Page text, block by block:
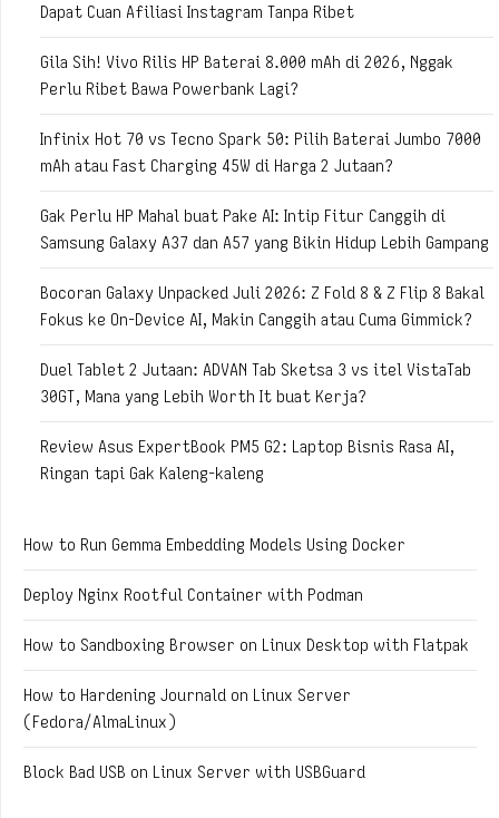
Dapat Cuan Afiliasi Instagram Tanpa Ribet
Gila Sih! Vivo Rilis HP Baterai 8.000 mAh di 2026, Nggak
Perlu Ribet Bawa Powerbank Lagi?
Infinix Hot 70 vs Tecno Spark 50: Pilih Baterai Jumbo 7000
mAh atau Fast Charging 45W di Harga 2 Jutaan?
Gak Perlu HP Mahal buat Pake AI: Intip Fitur Canggih di
Samsung Galaxy A37 dan A57 yang Bikin Hidup Lebih Gampang
Bocoran Galaxy Unpacked Juli 2026: Z Fold 8 & Z Flip 8 Bakal
Fokus ke On-Device AI, Makin Canggih atau Cuma Gimmick?
Duel Tablet 2 Jutaan: ADVAN Tab Sketsa 3 vs itel VistaTab
30GT, Mana yang Lebih Worth It buat Kerja?
Review Asus ExpertBook PM5 G2: Laptop Bisnis Rasa AI,
Ringan tapi Gak Kaleng-kaleng
How to Run Gemma Embedding Models Using Docker
Deploy Nginx Rootful Container with Podman
How to Sandboxing Browser on Linux Desktop with Flatpak
How to Hardening Journald on Linux Server
(Fedora/AlmaLinux)
Block Bad USB on Linux Server with USBGuard